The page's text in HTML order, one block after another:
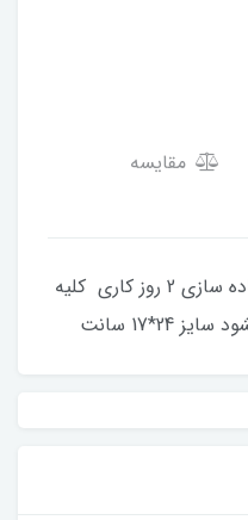
مقایسه
جنس سیلیکون درجه 1 زمان آماده سازی 2 روز کاری کلیه
سانت